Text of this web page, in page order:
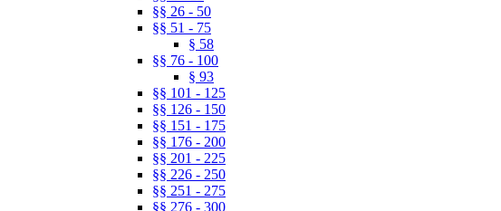
§§ 26 - 50
§§ 51 - 75
§ 58
§§ 76 - 100
§ 93
§§ 101 - 125
§§ 126 - 150
§§ 151 - 175
§§ 176 - 200
§§ 201 - 225
§§ 226 - 250
§§ 251 - 275
§§ 276 - 300